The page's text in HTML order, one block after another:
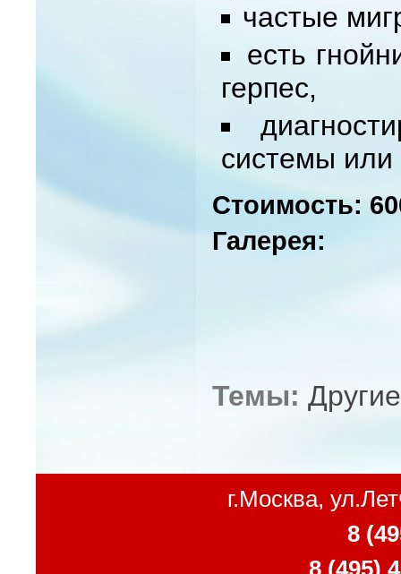
частые
есть
герпес,
системы или
Стоимость:
Галерея:
Темы:
г.Москва,
8
8 (495)